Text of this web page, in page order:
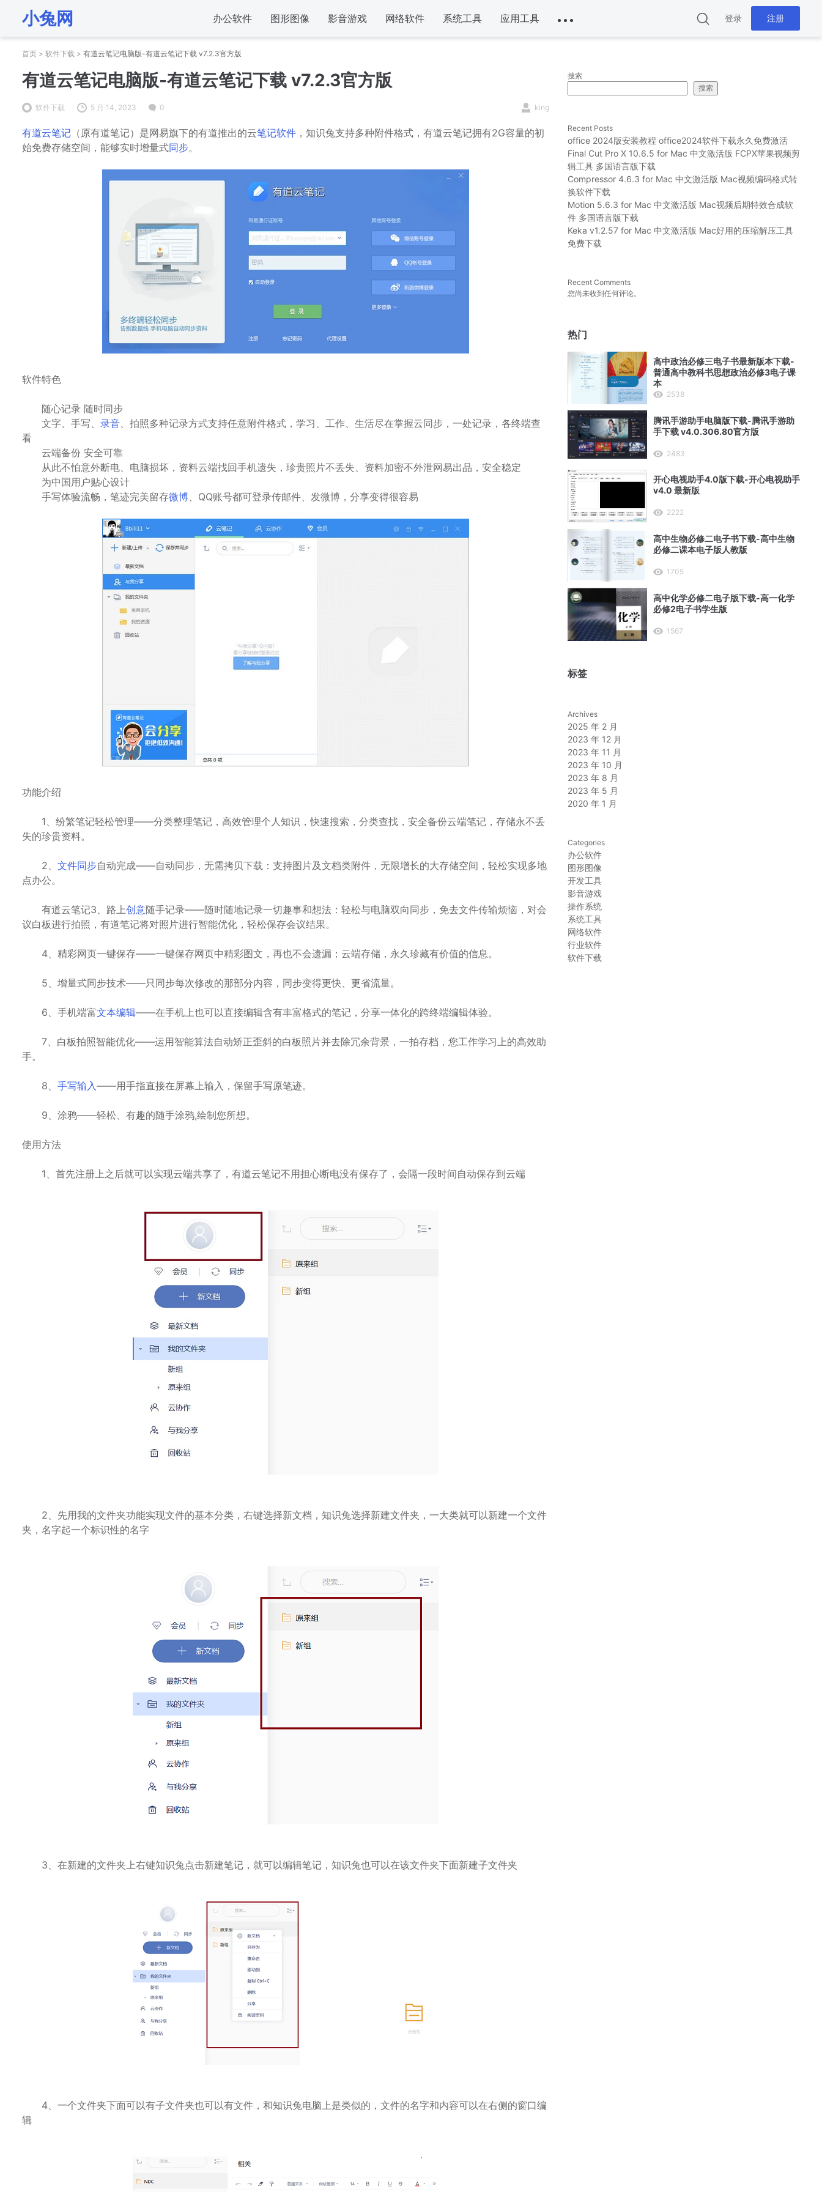
小兔网 办公软件 图形图像 影音游戏 网络软件 系统工具 应用工具 登录 注册
首页 > 软件下载 > 有道云笔记电脑版-有道云笔记下载 v7.2.3官方版
有道云笔记电脑版-有道云笔记下载 v7.2.3官方版
软件下载 5 月 14, 2023 0 king
有道云笔记 （原有道笔记）是网易旗下的有道推出的云笔记软件 ，知识兔支持多种附件格式，有道云笔记拥有2G容量的初
始免费存储空间，能够实时增量式同步。
软件特色
随心记录 随时同步
文字、手写、 录音 、拍照多种记录方式支持任意附件格式，学习、工作、生活尽在掌握云同步，一处记录，各终端查
看
云端备份 安全可靠
从此不怕意外断电、电脑损坏，资料云端找回手机遗失，珍贵照片不丢失、资料加密不外泄网易出品，安全稳定
为中国用户贴心设计
手写体验流畅，笔迹完美留存微博 、QQ账号都可登录传邮件、发微博，分享变得很容易
功能介绍
1、纷繁笔记轻松管理——分类整理笔记，高效管理个人知识，快速搜索，分类查找，安全备份云端笔记，存储永不丢
失的珍贵资料。
2、 文件同步自动完成——自动同步，无需拷贝下载：支持图片及文档类附件，无限增长的大存储空间，轻松实现多地
点办公。
有道云笔记3、路上创意随手记录——随时随地记录一切趣事和想法：轻松与电脑双向同步，免去文件传输烦恼，对会
议白板进行拍照，有道笔记将对照片进行智能优化，轻松保存会议结果。
4、精彩网页一键保存——一键保存网页中精彩图文，再也不会遗漏；云端存储，永久珍藏有价值的信息。
5、增量式同步技术——只同步每次修改的那部分内容，同步变得更快、更省流量。
6、手机端富文本编辑——在手机上也可以直接编辑含有丰富格式的笔记，分享一体化的跨终端编辑体验。
7、白板拍照智能优化——运用智能算法自动矫正歪斜的白板照片并去除冗余背景，一拍存档，您工作学习上的高效助
手。
8、 手写输入——用手指直接在屏幕上输入，保留手写原笔迹。
9、涂鸦——轻松、有趣的随手涂鸦,绘制您所想。
使用方法
1、首先注册上之后就可以实现云端共享了，有道云笔记不用担心断电没有保存了，会隔一段时间自动保存到云端
2、先用我的文件夹功能实现文件的基本分类，右键选择新文档，知识兔选择新建文件夹，一大类就可以新建一个文件
夹，名字起一个标识性的名字
3、在新建的文件夹上右键知识兔点击新建笔记，就可以编辑笔记，知识兔也可以在该文件夹下面新建子文件夹
4、一个文件夹下面可以有子文件夹也可以有文件，和知识兔电脑上是类似的，文件的名字和内容可以在右侧的窗口编
辑
搜索
搜索
Recent Posts
office 2024版安装教程 office2024软件下载永久免费激活
Final Cut Pro X 10.6.5 for Mac 中文激活版 FCPX苹果视频剪
辑工具 多国语言版下载
Compressor 4.6.3 for Mac 中文激活版 Mac视频编码格式转
换软件下载
Motion 5.6.3 for Mac 中文激活版 Mac视频后期特效合成软
件 多国语言版下载
Keka v1.2.57 for Mac 中文激活版 Mac好用的压缩解压工具
免费下载
Recent Comments
您尚未收到任何评论。
热门
高中政治必修三电子书最新版本下载-
普通高中教科书思想政治必修3电子课
本
2538
腾讯手游助手电脑版下载-腾讯手游助
手下载 v4.0.306.80官方版
2483
开心电视助手4.0版下载-开心电视助手
v4.0 最新版
2222
高中生物必修二电子书下载-高中生物
必修二课本电子版人教版
1705
高中化学必修二电子版下载-高一化学
必修2电子书学生版
1567
标签
Archives
2025 年 2 月
2023 年 12 月
2023 年 11 月
2023 年 10 月
2023 年 8 月
2023 年 5 月
2020 年 1 月
Categories
办公软件
图形图像
开发工具
影音游戏
操作系统
系统工具
网络软件
行业软件
软件下载